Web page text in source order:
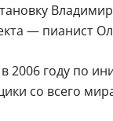
— пианист
2006 году по
со всего